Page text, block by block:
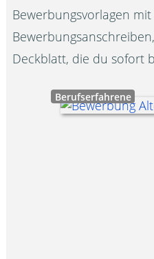
Bewerbungsvorlagen mit
Deckblatt, die du sofort
Berufserfahrene